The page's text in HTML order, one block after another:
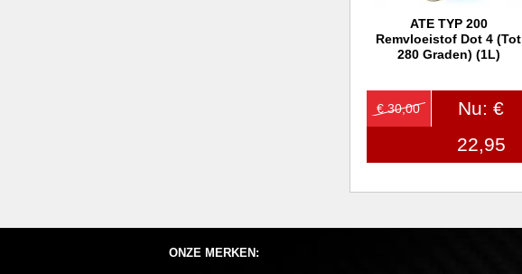
In winkelwagen
ATE TYP 200
Remvloeistof Dot 4 (tot
280 Graden) (1L)
€ 30,00
Nu: €
22,95
ONZE MERKEN: